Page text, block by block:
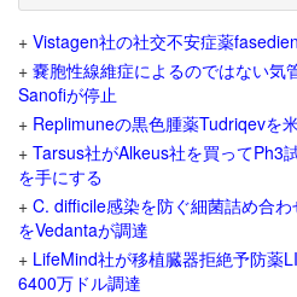
+ Vistagen社の社交不安症薬
+ 嚢胞性線維症によるのではない気
Sanofiが停止
+ Replimuneの黒色腫薬Tudriqevを
+ Tarsus社がAlkeus社を買ってPh3
を手にする
+ C. difficile感染を防ぐ細菌詰め合
をVedantaが調達
+ LifeMind社が移植臓器拒絶予防薬
6400万ドル調達